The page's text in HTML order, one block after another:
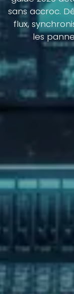
sans accroc.
flux,
les